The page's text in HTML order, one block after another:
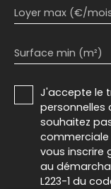
Loyer max (€/
Surface min (m²)
J'accepte le
personnelles
souhaitez
commerciale
vous inscrire
au
L223-1 du